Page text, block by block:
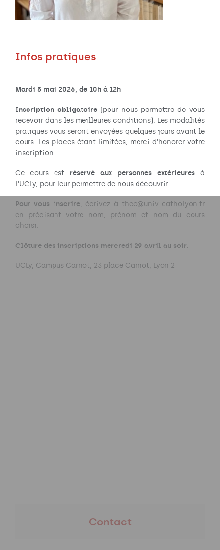
Infos pratiques
Mardi 5 mai 2026, de 10h à 12h
Inscription obligatoire(pour nous permettre de vous
recevoir dans les meilleures conditions). Les modalités
pratiques vous seront envoyées quelques jours avant le
cours. Les places étant limitées, merci d'honorer votre
inscription.
Ce cours est réservé aux personnes extérieures à
l'UCLy, pour leur permettre de nous découvrir.
Pour vous inscrire, écrivez à theo@univ-catholyon.fr
en précisant votre nom, prénom et nom du cours
choisi.
Clôture des inscriptions mercredi 29 avril au soir.
UCLy, Campus Carnot, 23 place Carnot, Lyon 2
Contact